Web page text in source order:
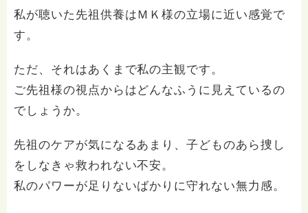
私が聴いた先祖供養はＭＫ様の立場に近い感覚で
す。
ただ、それはあくまで私の主観です。
ご先祖様の視点からはどんなふうに見えているの
でしょうか。
先祖のケアが気になるあまり、子どものあら捜し
をしなきゃ救われない不安。
私のパワーが足りないばかりに守れない無力感。